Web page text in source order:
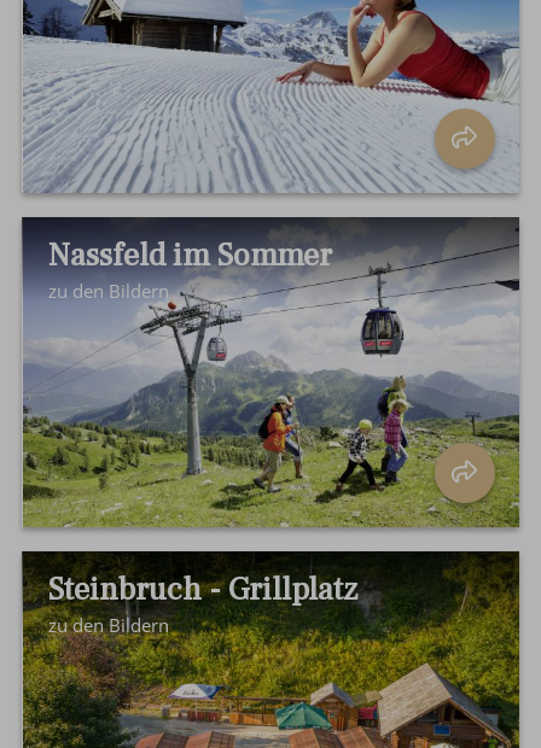
Nassfeld im Sommer
zu den Bildern
Steinbruch - Grillplatz
zu den Bildern